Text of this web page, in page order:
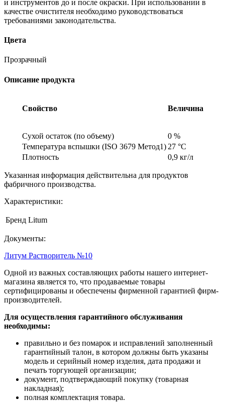
и инструментов до и после окраски. При использовании в
качестве очистителя необходимо руководствоваться
требованиями законодательства.
Цвета
Прозрачный
Описание продукта
Свойство Величина
Сухой остаток (по объему)
0 %
Температура вспышки (ISO 3679 Метод1) 27 °C
Плотность
0,9 кг/л
Указанная информация действительна для продуктов
фабричного производства.
Характеристики:
Бренд Litum
Документы:
Литум Растворитель №10
Одной из важных составляющих работы нашего интернет-
магазина является то, что продаваемые товары
сертифицированы и обеспечены фирменной гарантией фирм-
производителей.
Для осуществления гарантийного обслуживания
необходимы:
правильно и без помарок и исправлений заполненный
гарантийный талон, в котором должны быть указаны
модель и серийный номер изделия, дата продажи и
печать торгующей организации;
документ, подтверждающий покупку (товарная
накладная);
полная комплектация товара.